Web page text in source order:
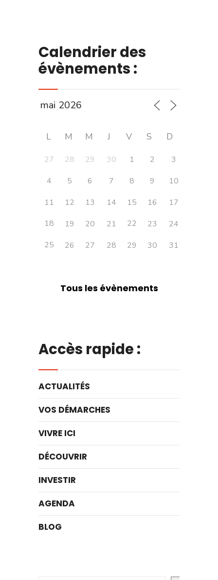
Calendrier des
évènements :
L M M J V S D
27 28 29 30 1 2
3
4
5 6 7 8 9
10
11
12 13 14 15 16
17
18
19 20 21 22 23
24
25
26 27 28 29 30 31
Tous les évènements
Accès rapide :
ACTUALITÉS
VOS DÉMARCHES
VIVRE ICI
DÉCOUVRIR
INVESTIR
AGENDA
BLOG